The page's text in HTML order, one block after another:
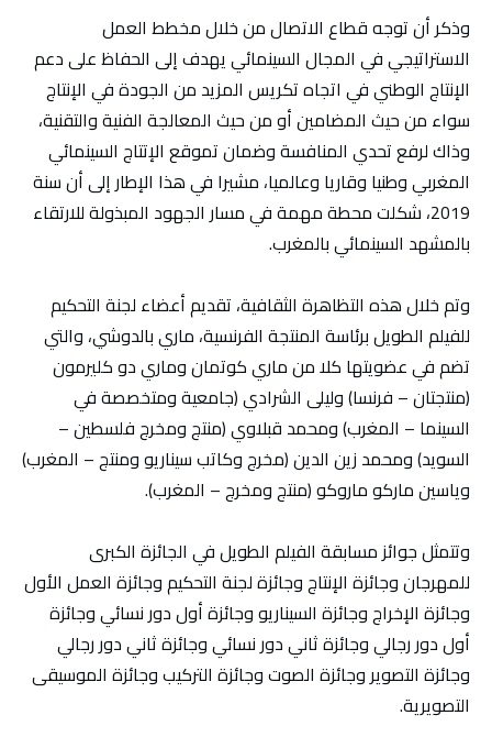
وذكر أن توجه قطاع الاتصال من خلال مخطط العمل
الاستراتيجي في المجال السينمائي يهدف إلى الحفاظ على دعم
الإنتاج الوطني في اتجاه تكريس المزيد من الجودة في الإنتاج
سواء من حيث المضامين أو من حيث المعالجة الفنية والتقنية،
وذاك لرفع تحدي المنافسة وضمان تموقع الإتتاج السينمائي
المغربي وطنيا وقاريا وعالميا، مشيرا في هذا الإطار إلى أن سنة
2019، شكلت محطة مهمة في مسار الجهود المبذولة للارتقاء
بالمشهد السينمائي بالمغرب.
وتم خلال هذه التظاهرة الثقافية، تقديم أعضاء لجنة التحكيم
للفيلم الطويل برئاسة المنتجة الفرنسية، ماري بالدوشي، والتي
تضم في عضويتها كلا من ماري كوتمان وماري دو كليرمون
(منتجتان – فرنسا) وليلى الشرادي (جامعية ومتخصصة في
السينما – المغرب) ومحمد قبلاوي (منتج ومخرج فلسطين –
السويد) ومحمد زين الدين (مخرج وكاتب سيناريو ومنتج – المغرب)
وياسين ماركو ماروكو (منتج ومخرج – المغرب).
وتتمثل جوائز مسابقة الفيلم الطويل في الجائزة الكبرى
للمهرجان وجائزة الإنتاج وجائزة لجنة التحكيم وجائزة العمل الأول
وجائزة الإخراج وجائزة السيناريو وجائزة أول دور نسائي وجائزة
أول دور رجالي وجائزة ثاني دور نسائي وجائزة ثاني دور رجالي
وجائزة التصوير وجائزة الصوت وجائزة التركيب وجائزة الموسيقى
التصويرية.